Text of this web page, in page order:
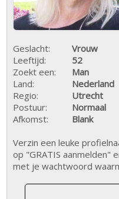
Geslacht:
Vrouw
Leeftijd:
52
Zoekt een:
Man
Land:
Nederland
Regio:
Utrecht
Postuur:
Normaal
Afkomst:
Blank
Verzin een leuke
op "GRATIS aanmelden"
met je wachtwoord